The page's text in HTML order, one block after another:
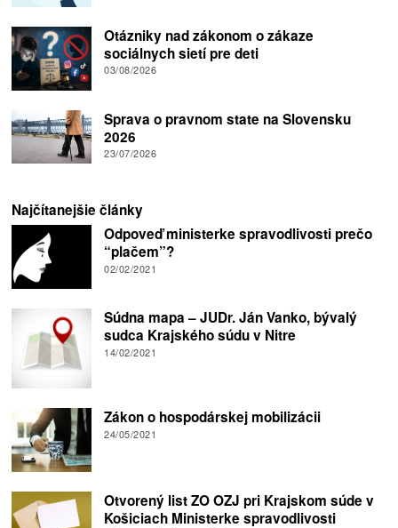
Otázniky nad zákonom o zákaze
sociálnych sietí pre deti
03/08/2026
Sprava o pravnom state na Slovensku
2026
23/07/2026
Najčítanejšie články
Odpoveď ministerke spravodlivosti prečo
“plačem”?
02/02/2021
Súdna mapa – JUDr. Ján Vanko, bývalý
sudca Krajského súdu v Nitre
14/02/2021
Zákon o hospodárskej mobilizácii
24/05/2021
Otvorený list ZO OZJ pri Krajskom súde v
Košiciach Ministerke spravodlivosti